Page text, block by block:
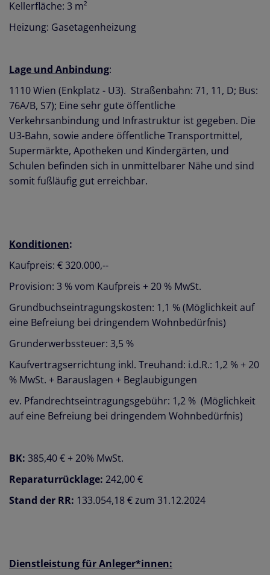
Kellerfläche: 3 m²
Heizung: Gasetagenheizung
Lage und Anbindung:
1110 Wien (Enkplatz - U3). Straßenbahn: 71, 11, D; Bus:
76A/B, S7); Eine sehr gute öffentliche
Verkehrsanbindung und Infrastruktur ist gegeben. Die
U3-Bahn, sowie andere öffentliche Transportmittel,
Supermärkte, Apotheken und Kindergärten, und
Schulen befinden sich in unmittelbarer Nähe und sind
somit fußläufig gut erreichbar.
Konditionen:
Kaufpreis: € 320.000,--
Provision: 3 % vom Kaufpreis + 20 % MwSt.
Grundbuchseintragungskosten: 1,1 % (Möglichkeit auf
eine Befreiung bei dringendem Wohnbedürfnis)
Grunderwerbssteuer: 3,5 %
Kaufvertragserrichtung inkl. Treuhand: i.d.R.: 1,2 % + 20
% MwSt. + Barauslagen + Beglaubigungen
ev. Pfandrechtseintragungsgebühr: 1,2 % (Möglichkeit
auf eine Befreiung bei dringendem Wohnbedürfnis)
BK: 385,40 € + 20% MwSt.
Reparaturrücklage: 242,00 €
Stand der RR: 133.054,18 € zum 31.12.2024
Dienstleistung für Anleger*innen: